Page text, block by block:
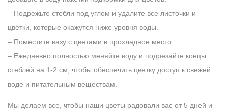
– Подрежьте стебли под углом и удалите все листочки и
цветки, которые окажутся ниже уровня воды.
– Поместите вазу с цветами в прохладное место.
– Ежедневно полностью меняйте воду и подрезайте концы
стеблей на 1-2 см, чтобы обеспечить цветку доступ к свежей
воде и питательным веществам.
Мы делаем все, чтобы наши цветы радовали вас от 5 дней и